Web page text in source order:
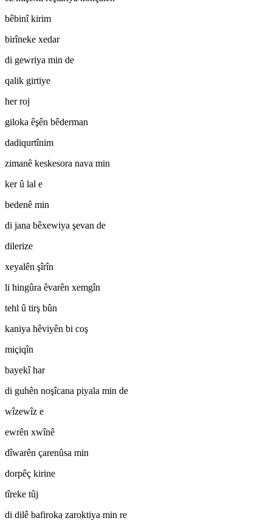
bêbinî kirim
birîneke xedar
di gewriya min de
qalik girtiye
her roj
giloka êşên bêderman
dadiqurtînim
zimanê keskesora nava min
ker û lal e
bedenê min
di jana bêxewiya şevan de
dilerize
xeyalên şîrîn
li hingûra êvarên xemgîn
tehl û tirş bûn
kaniya hêviyên bi coş
miçiqîn
bayekî har
di guhên noşîcana piyala min de
wîzewîz e
ewrên xwînê
dîwarên çarenûsa min
dorpêç kirine
tîreke tûj
di dilê bafiroka zaroktiya min re